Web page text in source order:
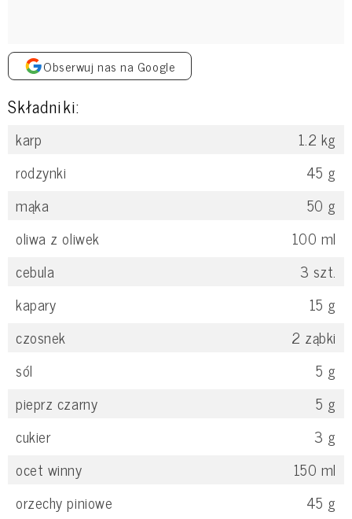
Obserwuj nas na Google
Składniki:
karp 1.2 kg
rodzynki
45 g
mąka
50 g
oliwa z oliwek
100 ml
cebula
3 szt.
kapary
15 g
czosnek
2 ząbki
sól
5 g
pieprz czarny
5 g
cukier
3 g
ocet winny
150 ml
orzechy piniowe
45 g